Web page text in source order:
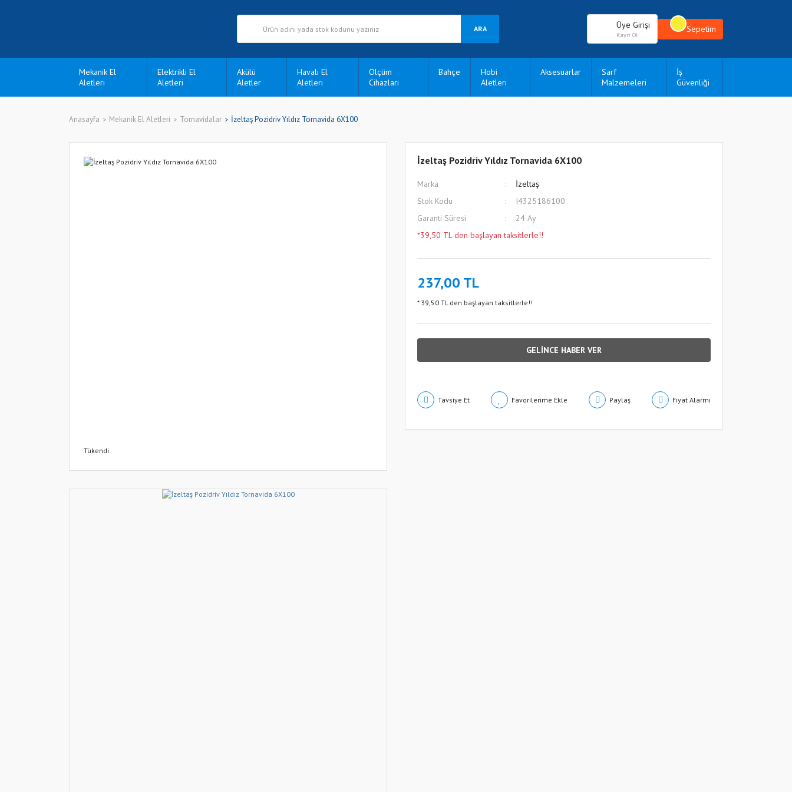
ARA Üye Girişi
Kayıt Ol
Sepetim
Mekanik El
Aletleri
Elektrikli El
Aletleri
Akülü
Aletler
Havalı El
Aletleri
Ölçüm
Cihazları
Bahçe
Hobi
Aletleri
Aksesuarlar
Sarf
Malzemeleri
İş
Güvenliği
Anasayfa Mekanik El Aletleri Tornavidalar İzeltaş Pozidriv Yıldız Tornavida 6X100
Tükendi
İzeltaş Pozidriv Yıldız Tornavida 6X100
Marka
İzeltaş
Stok Kodu
I4325186100
Garanti Süresi
24 Ay
*39,50 TL den başlayan taksitlerle!!
237,00 TL
* 39,50 TL den başlayan taksitlerle!!
GELİNCE HABER VER
Tavsiye Et Paylaş Fiyat Alarmı